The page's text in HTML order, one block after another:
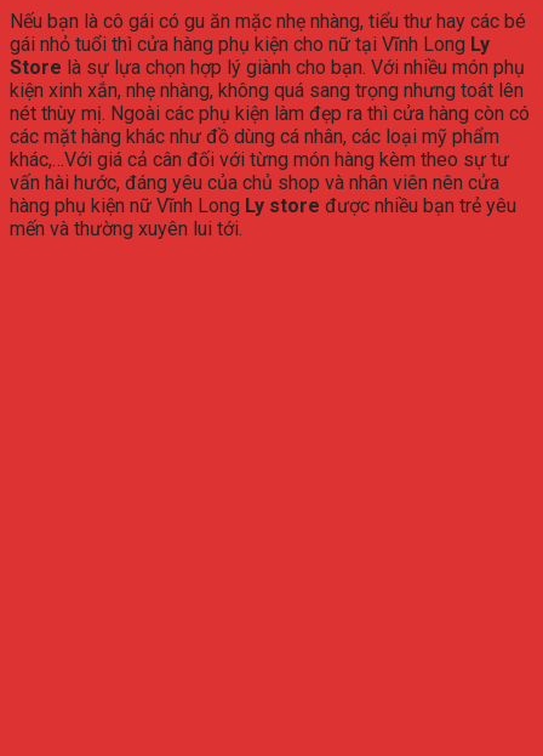
Nếu bạn là cô gái có gu ăn mặc nhẹ nhàng, tiểu thư hay các bé
gái nhỏ tuổi thì cửa hàng phụ kiện cho nữ tại Vĩnh Long Ly
Store là sự lựa chọn hợp lý giành cho bạn. Với nhiều món phụ
kiện xinh xắn, nhẹ nhàng, không quá sang trọng nhưng toát lên
nét thùy mị. Ngoài các phụ kiện làm đẹp ra thì cửa hàng còn có
các mặt hàng khác như đồ dùng cá nhân, các loại mỹ phẩm
khác,…Với giá cả cân đối với từng món hàng kèm theo sự tư
vấn hài hước, đáng yêu của chủ shop và nhân viên nên cửa
hàng phụ kiện nữ Vĩnh Long Ly store được nhiều bạn trẻ yêu
mến và thường xuyên lui tới.